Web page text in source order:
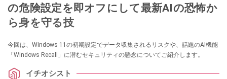
の危険設定を即オフにして最新AIの恐怖か
ら身を守る技
今回は、Windows 11の初期設定でデータ収集されるリスクや、話題のAI機能
「Windows Recall」に潜むセキュリティの懸念についてご紹介します。
イチオシスト